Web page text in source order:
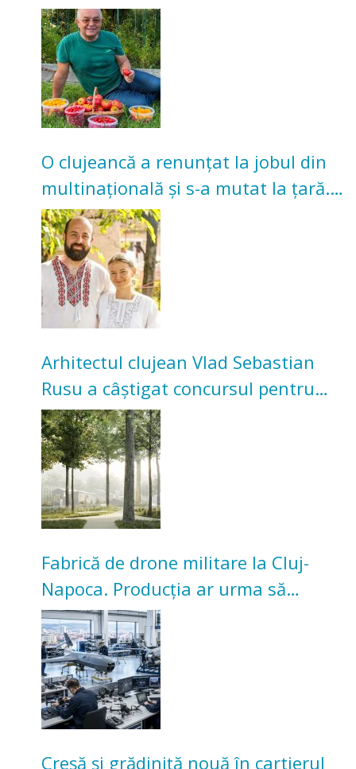
nu poate oferi această satisfacție”
O clujeancă a renunțat la jobul din
multinațională și s-a mutat la țară.
Acum cultivă legume în grădina
bunicilor
Arhitectul clujean Vlad Sebastian
Rusu a câștigat concursul pentru
transformarea Grădinii Casei
Universitarilor
Fabrică de drone militare la Cluj-
Napoca. Producția ar urma să
înceapă în toamna acestui an
Creșă și grădiniță nouă în cartierul